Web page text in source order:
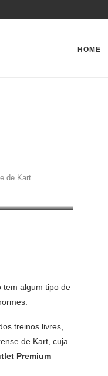
HOME
de Kart
tem algum tipo de
treinos livres,
de Kart, cuja
Premium